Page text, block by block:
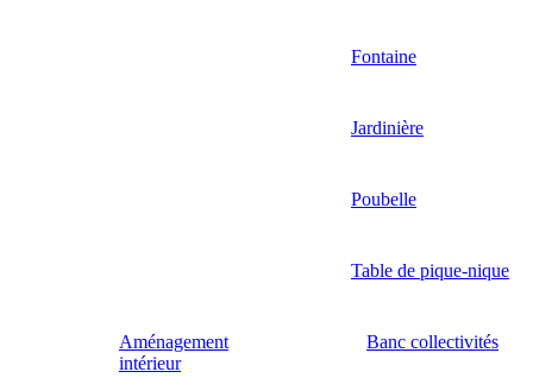
Fontaine
Jardinière
Poubelle
Table de pique-nique
Aménagement
intérieur
Banc collectivités